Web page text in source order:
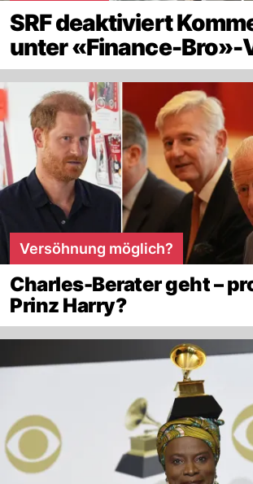
SRF deaktiviert
unter «Finance-Bro»-
Versöhnung möglich?
Charles-Berater geht –
Prinz Harry?